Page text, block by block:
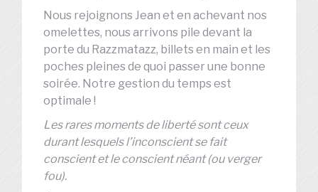
Nous rejoignons Jean et en achevant nos
omelettes, nous arrivons pile devant la
porte du Razzmatazz, billets en main et les
poches pleines de quoi passer une bonne
soirée. Notre gestion du temps est
optimale !
Les rares moments de liberté sont ceux
durant lesquels l’inconscient se fait
conscient et le conscient néant (ou verger
fou).